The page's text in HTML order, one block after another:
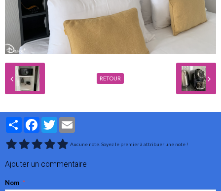
RETOUR
PartagerFacebookTwitter
Aucune note. Soyez le premier à attribuer une note !
Ajouter un commentaire
Nom